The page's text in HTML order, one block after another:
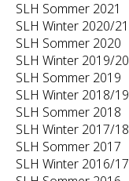
SLH Sommer 2021
SLH Winter 2020/21
SLH Sommer 2020
SLH Winter 2019/20
SLH Sommer 2019
SLH Winter 2018/19
SLH Sommer 2018
SLH Winter 2017/18
SLH Sommer 2017
SLH Winter 2016/17